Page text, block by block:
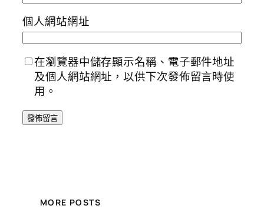
個人網站網址
在瀏覽器中儲存顯示名稱、電子郵件地址
及個人網站網址，以供下次發佈留言時使
用。
MORE POSTS